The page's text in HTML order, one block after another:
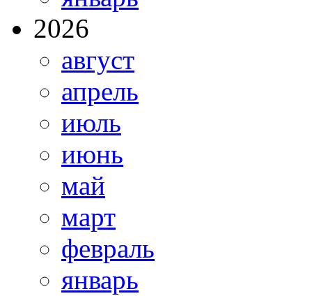
2026
август
апрель
июль
июнь
май
март
февраль
январь